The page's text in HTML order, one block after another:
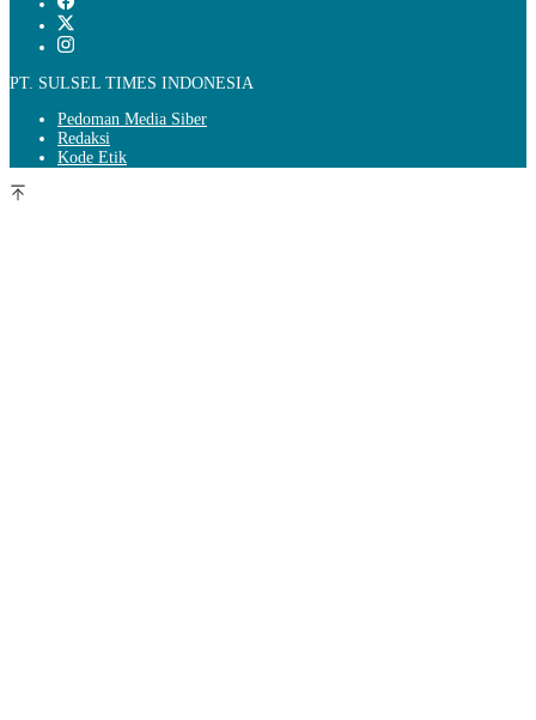
PT. SULSEL TIMES INDONESIA
Pedoman Media Siber
Redaksi
Kode Etik